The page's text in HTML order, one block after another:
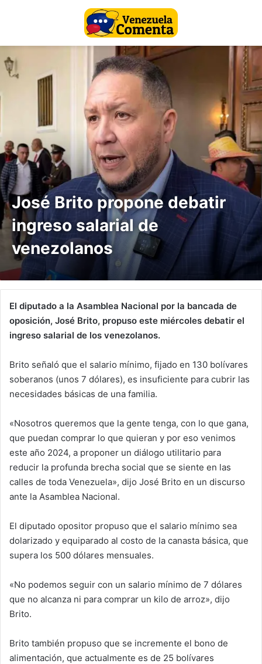
José Brito propone debatir
ingreso salarial de
venezolanos
El diputado a la Asamblea Nacional por la bancada de
oposición, José Brito, propuso este miércoles debatir el
ingreso salarial de los venezolanos.
Brito señaló que el salario mínimo, fijado en 130 bolívares
soberanos (unos 7 dólares), es insuficiente para cubrir las
necesidades básicas de una familia.
«Nosotros queremos que la gente tenga, con lo que gana,
que puedan comprar lo que quieran y por eso venimos
este año 2024, a proponer un diálogo utilitario para
reducir la profunda brecha social que se siente en las
calles de toda Venezuela», dijo José Brito en un discurso
ante la Asamblea Nacional.
El diputado opositor propuso que el salario mínimo sea
dolarizado y equiparado al costo de la canasta básica, que
supera los 500 dólares mensuales.
«No podemos seguir con un salario mínimo de 7 dólares
que no alcanza ni para comprar un kilo de arroz», dijo
Brito.
Brito también propuso que se incremente el bono de
alimentación, que actualmente es de 25 bolívares